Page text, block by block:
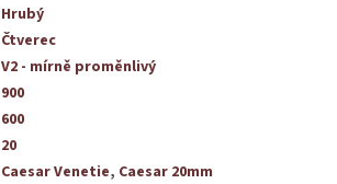
Hrubý
Čtverec
V2 - mírně proměnlivý
900
600
20
Caesar Venetie, Caesar 20mm